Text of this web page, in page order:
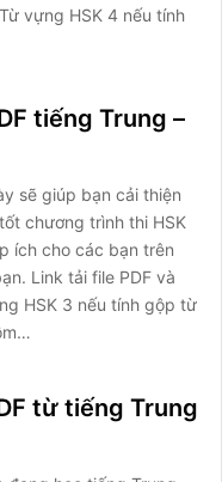
vựng HSK 4 nếu tính
tiếng Trung –
sẽ giúp bạn cải thiện
chương trình thi HSK
ích cho các bạn trên
Link tải file PDF và
HSK 3 nếu tính gộp từ
từ tiếng Trung